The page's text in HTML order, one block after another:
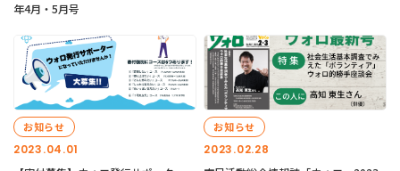
年4月・5月号
2023.04.01
お知らせ
2023.02.28
お知らせ